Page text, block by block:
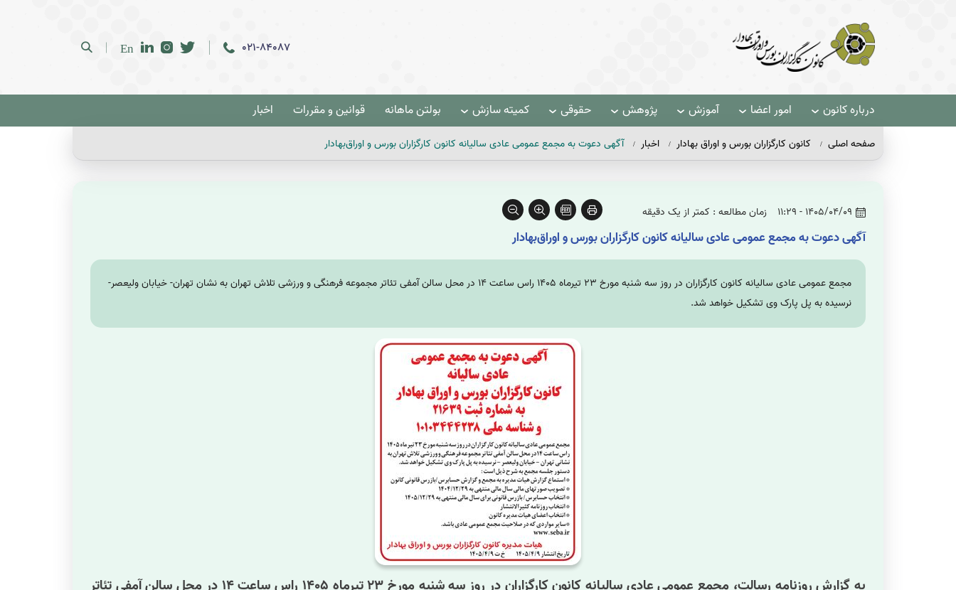
021-84087
En
درباره کانون امور اعضا آموزش پژوهش حقوقی کمیته سازش بولتن ماهانه قوانین و مقررات اخبار
صفحه اصلی کانون کارگزاران بورس و اوراق بهادار اخبار آگهی دعوت به مجمع عمومی عادی سالیانه کانون کارگزاران بورس و اوراق‌بهادار
1405/04/09 - 11:29 زمان مطالعه : کمتر از یک دقیقه
آگهی دعوت به مجمع عمومی عادی سالیانه کانون کارگزاران بورس و اوراق‌بهادار
مجمع عمومی عادی سالیانه کانون کارگزاران در روز سه شنبه مورخ ٢٣ تیرماه ١۴٠۵ راس ساعت ١۴ در محل سالن آمفی تئاتر مجموعه فرهنگی و ورزشی تلاش تهران به نشان تهران- خیابان ولیعصر-
نرسیده به پل پارک وی تشکیل خواهد شد.
به گزارش روزنامه رسالت، مجمع عمومی عادی سالیانه کانون کارگزاران در روز سه شنبه مورخ ٢٣ تیرماه ١۴٠۵ راس ساعت ١۴ در محل سالن آمفی تئاتر